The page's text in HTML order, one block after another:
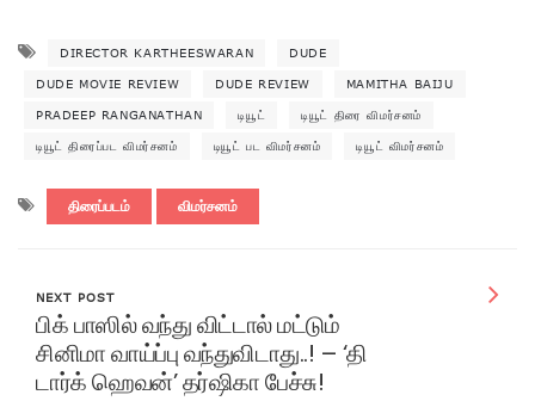
DIRECTOR KARTHEESWARAN DUDE
DUDE MOVIE REVIEW DUDE REVIEW MAMITHA BAIJU
PRADEEP RANGANATHAN டியூட் டியூட் திரை விமர்சனம்
டியூட் திரைப்பட விமர்சனம் டியூட் பட விமர்சனம் டியூட் விமர்சனம்
திரைப்படம் விமர்சனம்
NEXT POST
பிக் பாஸில் வந்து விட்டால் மட்டும்
சினிமா வாய்ப்பு வந்துவிடாது..! – ‘தி
டார்க் ஹெவன்’ தர்ஷிகா பேச்சு!